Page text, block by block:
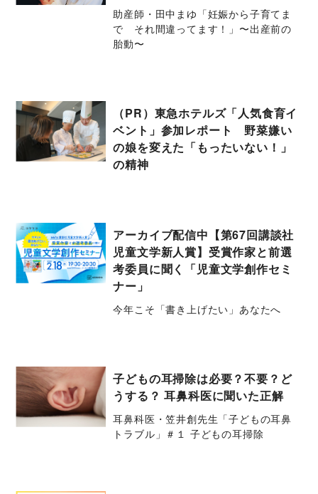
助産師・田中まゆ「妊娠から子育てま
で それ間違ってます！」〜出産前の
胎動〜
（PR）東急ホテルズ「人気食育イ
ベント」参加レポート 野菜嫌い
の娘を変えた「もったいない！」
の精神
アーカイブ配信中【第67回講談社
児童文学新人賞】受賞作家と前選
考委員に聞く「児童文学創作セミ
ナー」
今年こそ「書き上げたい」あなたへ
子どもの耳掃除は必要？不要？ど
うする？ 耳鼻科医に聞いた正解
耳鼻科医・笠井創先生「子どもの耳鼻
トラブル」＃１ 子どもの耳掃除